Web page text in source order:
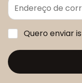
Quero enviar